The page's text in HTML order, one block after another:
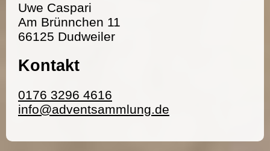
Uwe Caspari
Am Brünnchen 11
66125 Dudweiler
Kontakt
0176 3296 4616
info@adventsammlung.de